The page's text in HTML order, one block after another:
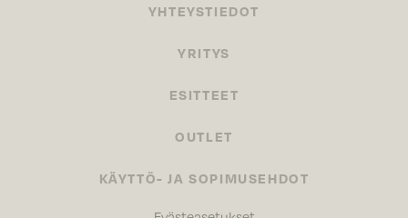
YHTEYSTIEDOT
YRITYS
ESITTEET
OUTLET
KÄYTTÖ- JA SOPIMUSEHDOT